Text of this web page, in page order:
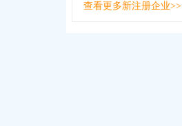
查看更多新注册企业>>